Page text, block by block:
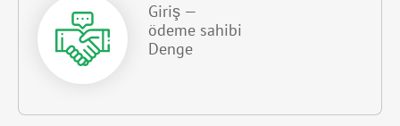
Giriş —
ödeme sahibi
Denge